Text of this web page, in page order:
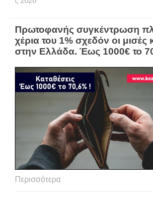
Πρωτοφανής συγκέντρωση
χέρια του 1% σχεδόν οι μισές
στην Ελλάδα. Έως 1000€ το
Περισσότερα